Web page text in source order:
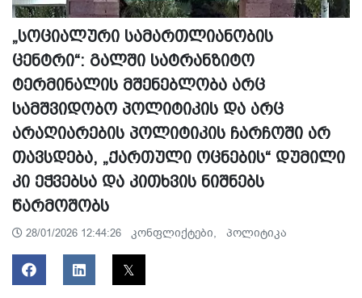
„სოციალური სამართლიანობის
ცენტრი“: გალში სატრანზიტო
ტერმინალის მშენებლობა არც
სამშვიდობო პოლიტიკის და არც
არაღიარების პოლიტიკის ჩარჩოში არ
თავსდება, „ქართული ოცნების“ დუმილი
კი ეჭვებსა და კითხვის ნიშნებს
წარმოშობს
28/01/2026 12:44:26 კონფლიქტები, პოლიტიკა